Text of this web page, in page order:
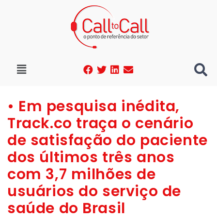
• Em pesquisa inédita,
Track.co traça o cenário
de satisfação do paciente
dos últimos três anos
com 3,7 milhões de
usuários do serviço de
saúde do Brasil